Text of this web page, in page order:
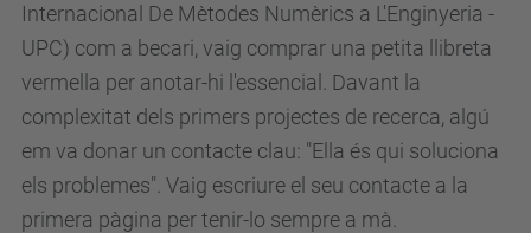
Internacional De Mètodes Numèrics a L'Enginyeria -
UPC) com a becari, vaig comprar una petita llibreta
vermella per anotar-hi l'essencial. Davant la
complexitat dels primers projectes de recerca, algú
em va donar un contacte clau: "Ella és qui soluciona
els problemes". Vaig escriure el seu contacte a la
primera pàgina per tenir-lo sempre a mà.